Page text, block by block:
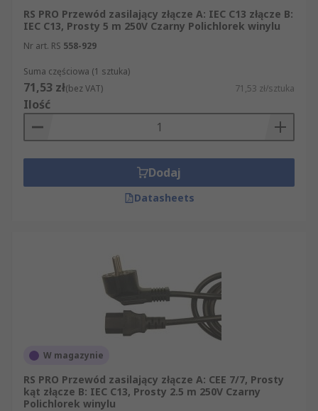
RS PRO Przewód zasilający złącze A: IEC C13 złącze B:
IEC C13, Prosty 5 m 250V Czarny Polichlorek winylu
Nr art. RS 558-929
Suma częściowa (1 sztuka)
71,53 zł(bez VAT) 71,53 zł/sztuka
Ilość
Dodaj
Datasheets
W magazynie
RS PRO Przewód zasilający złącze A: CEE 7/7, Prosty
kąt złącze B: IEC C13, Prosty 2.5 m 250V Czarny
Polichlorek winylu